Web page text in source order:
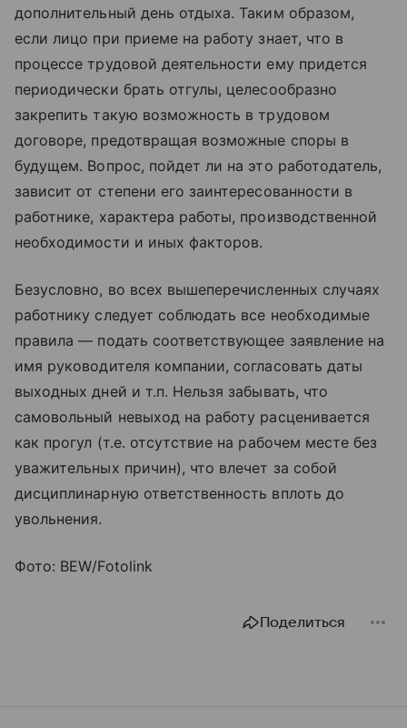
дополнительный день отдыха. Таким образом,
если лицо при приеме на работу знает, что в
процессе трудовой деятельности ему придется
периодически брать отгулы, целесообразно
закрепить такую возможность в трудовом
договоре, предотвращая возможные споры в
будущем. Вопрос, пойдет ли на это работодатель,
зависит от степени его заинтересованности в
работнике, характера работы, производственной
необходимости и иных факторов.
Безусловно, во всех вышеперечисленных случаях
работнику следует соблюдать все необходимые
правила — подать соответствующее заявление на
имя руководителя компании, согласовать даты
выходных дней и т.п. Нельзя забывать, что
самовольный невыход на работу расценивается
как прогул (т.е. отсутствие на рабочем месте без
уважительных причин), что влечет за собой
дисциплинарную ответственность вплоть до
увольнения.
Фото: BEW/Fotolink
Поделиться